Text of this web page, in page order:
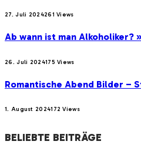
27. Juli 2024261Views
Ab wann ist man Alkoholiker?
26. Juli 2024175Views
Romantische Abend Bilder –
1. August 2024172Views
BELIEBTE BEITRÄGE